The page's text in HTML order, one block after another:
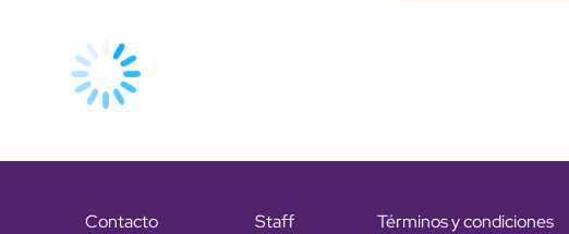
Contacto Staff Términos y condiciones